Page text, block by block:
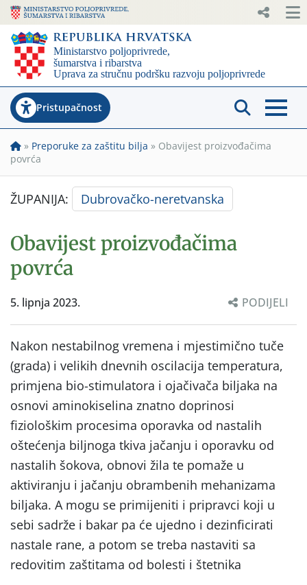
Pristupačnost
» Preporuke za zaštitu bilja » Obavijest proizvođačima
povrća
ŽUPANIJA: Dubrovačko-neretvanska
Obavijest proizvođačima
povrća
5. lipnja 2023. PODIJELI
Nakon nestabilnog vremena i mjestimično tuče
(grada) i velikih dnevnih oscilacija temperatura,
primjena bio-stimulatora i ojačivača biljaka na
osnovi aminokiselina znatno doprinosi
fiziološkim procesima oporavka od nastalih
oštećenja biljnoga tkiva jačanju i oporavku od
nastalih šokova, obnovi žila te pomaže u
aktiviranju i jačanju obrambenih mehanizama
biljaka. A mogu se primijeniti i pripravci koji u
sebi sadrže i bakar pa će ujedno i dezinficirati
nastale rane, a potom se treba nastaviti sa
redovitim zaštitama od bolesti i štetnika